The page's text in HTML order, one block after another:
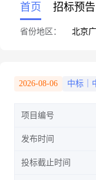
首页 招标预告
省份地区： 北京
2026-08-06 中标｜
项目编号
发布时间
投标截止时间